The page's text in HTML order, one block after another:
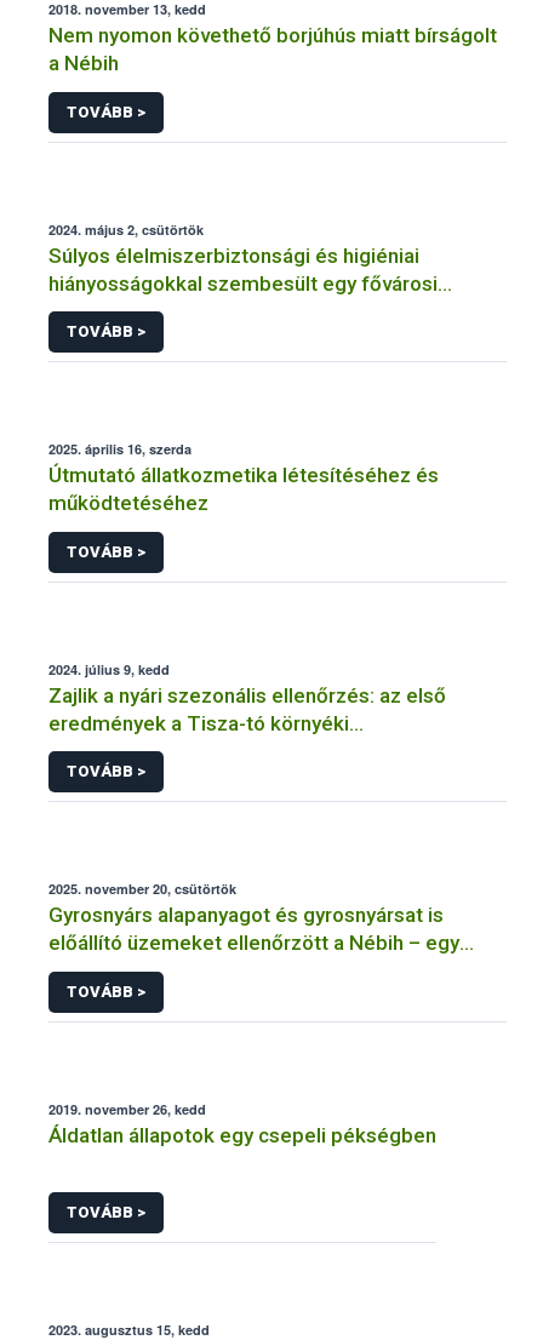
2018. november 13, kedd
Nem nyomon követhető borjúhús miatt bírságolt
a Nébih
TOVÁBB >
2024. május 2, csütörtök
Súlyos élelmiszerbiztonsági és higiéniai
hiányosságokkal szembesült egy fővárosi
vendéglátóhelyen a Nébih
TOVÁBB >
2025. április 16, szerda
Útmutató állatkozmetika létesítéséhez és
működtetéséhez
TOVÁBB >
2024. július 9, kedd
Zajlik a nyári szezonális ellenőrzés: az első
eredmények a Tisza-tó környéki
vendéglátóhelyekről érkeztek
TOVÁBB >
2025. november 20, csütörtök
Gyrosnyárs alapanyagot és gyrosnyársat is
előállító üzemeket ellenőrzött a Nébih – egy
üzem működését azonnal felfüggesztették
TOVÁBB >
2019. november 26, kedd
Áldatlan állapotok egy csepeli pékségben
TOVÁBB >
2023. augusztus 15, kedd